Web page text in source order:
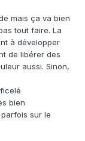
mais ça va bien
tout faire. La
à développer
de libérer des
aussi. Sinon,
bien
sur le